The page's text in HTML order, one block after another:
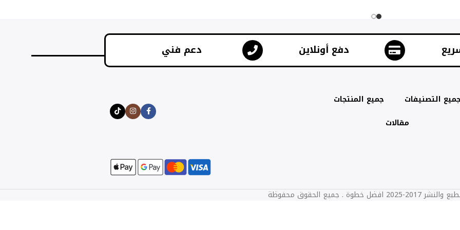
دفع أونلاين دعم فني
جميع التصنيفات
جميع المنتجات
مقالات
افضل خطوة . جميع الحقوق محفوظة